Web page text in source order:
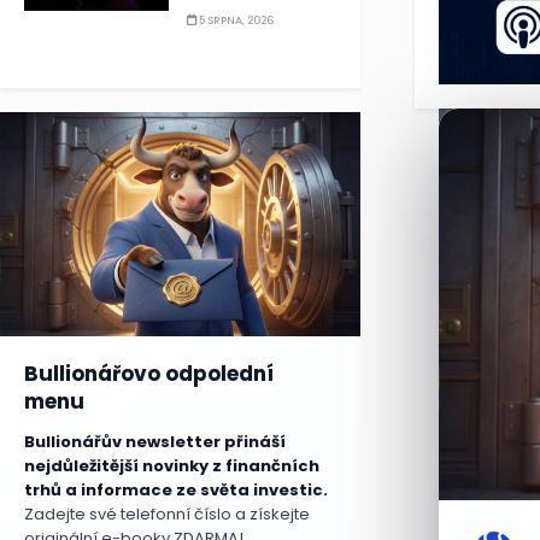
5 SRPNA, 2026
Bullionářovo odpolední
menu
Bullionářův newsletter přináší
nejdůležitější novinky z finančních
trhů a informace ze světa investic.
Zadejte své telefonní číslo a získejte